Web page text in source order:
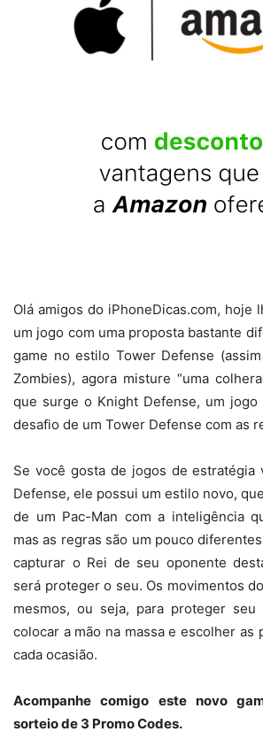
Olá amigos do iPhoneDicas.com, hoje
um jogo com uma proposta bastante
game no estilo Tower Defense
Zombies), agora misture “uma
que surge o Knight Defense, um
desafio de um Tower Defense com as
Se você gosta de jogos de estratégia
Defense, ele possui um estilo novo,
de um Pac-Man com a inteligência
mas as regras são um pouco
capturar o Rei de seu oponente
será proteger o seu. Os movimentos
mesmos, ou seja, para proteger
colocar a mão na massa e escolher as
cada ocasião.
Acompanhe comigo este novo
sorteio de 3 Promo Codes.